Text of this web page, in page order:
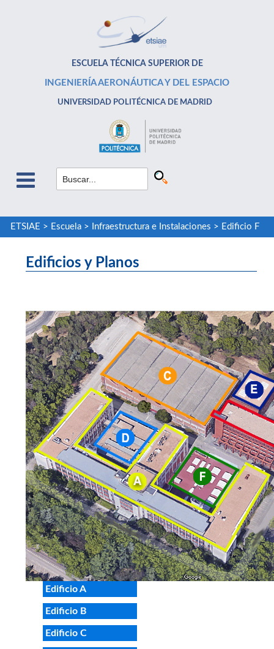
ESCUELA TÉCNICA SUPERIOR DE
INGENIERÍA AERONÁUTICA Y DEL ESPACIO
UNIVERSIDAD POLITÉCNICA DE MADRID
ETSIAE > Escuela> Infraestructura e Instalaciones > Edificio F
Edificios y Planos
Edificio A
Edificio B
Edificio C